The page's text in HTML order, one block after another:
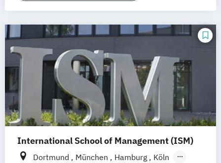
International School of Management (ISM)
Dortmund München Hamburg
Köln